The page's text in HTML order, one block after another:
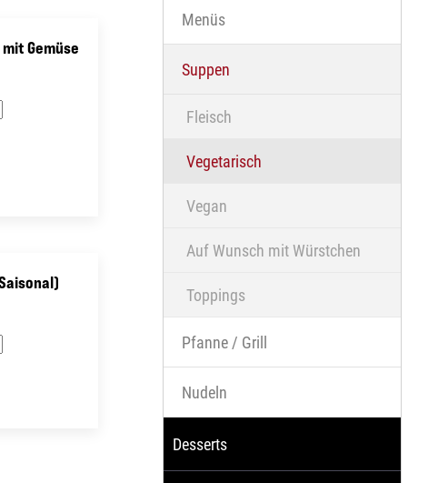
Gemüse
Menüs
Suppen
Fleisch
Vegetarisch
Vegan
Auf Wunsch mit Würstchen
Toppings
Pfanne / Grill
Nudeln
Desserts